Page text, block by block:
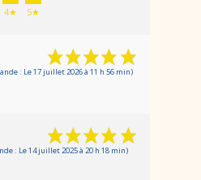
4★ 5★
: Le 17 juillet 2026 à 11 h 56 min)
: Le 14 juillet 2025 à 20 h 18 min)